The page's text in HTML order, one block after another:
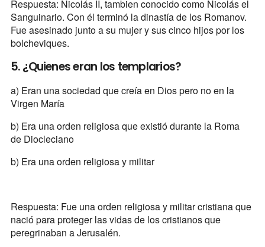
Respuesta: Nicolás II, tambien conocido como Nicolás el
Sanguinario. Con él terminó la dinastía de los Romanov.
Fue asesinado junto a su mujer y sus cinco hijos por los
bolcheviques.
5. ¿Quienes eran los templarios?
a) Eran una sociedad que creía en Dios pero no en la
Virgen María
b) Era una orden religiosa que existió durante la Roma
de Diocleciano
b) Era una orden religiosa y militar
Respuesta: Fue una orden religiosa y militar cristiana que
nació para proteger las vidas de los cristianos que
peregrinaban a Jerusalén.